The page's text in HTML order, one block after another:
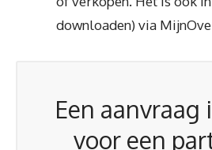
downloaden) via
Een aanvraag
voor een